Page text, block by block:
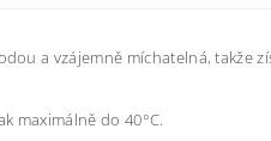
a vzájemně míchatelná, takže
maximálně do 40°C.